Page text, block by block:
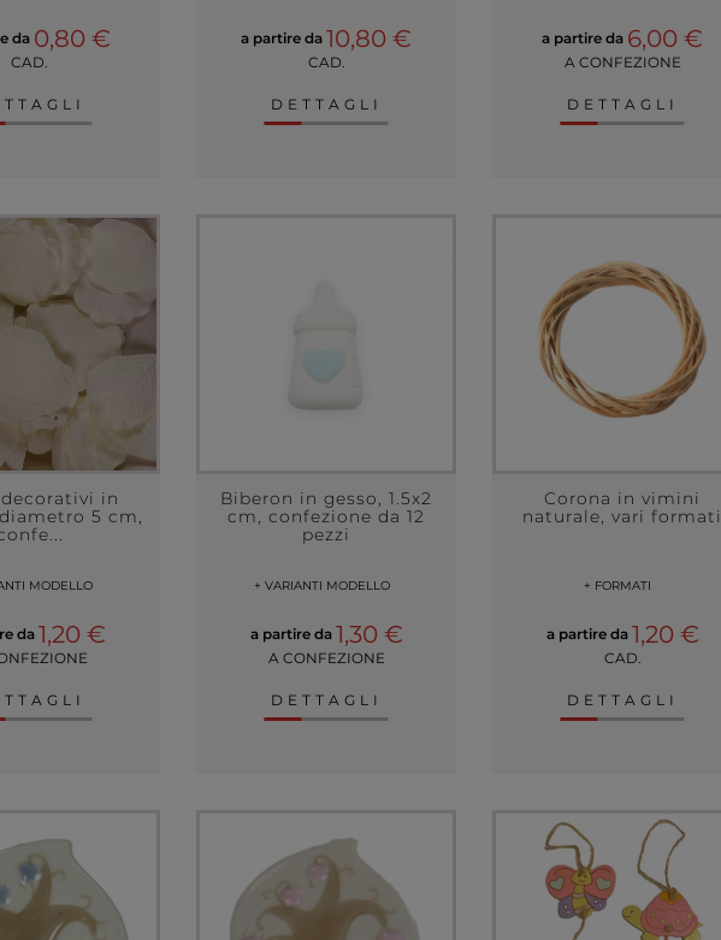
da 0,80 €
CAD.
a partire da 10,80 €
CAD.
DETTAGLI
a partire da 6,00 €
A CONFEZIONE
DETTAGLI
in
5 cm,
MODELLO
da 1,20 €
Biberon in gesso, 1.5x2
cm, confezione da 12
pezzi
+ VARIANTI MODELLO
a partire da 1,30 €
A CONFEZIONE
DETTAGLI
Corona in vimini
naturale, vari formati
+ FORMATI
a partire da 1,20 €
CAD.
DETTAGLI